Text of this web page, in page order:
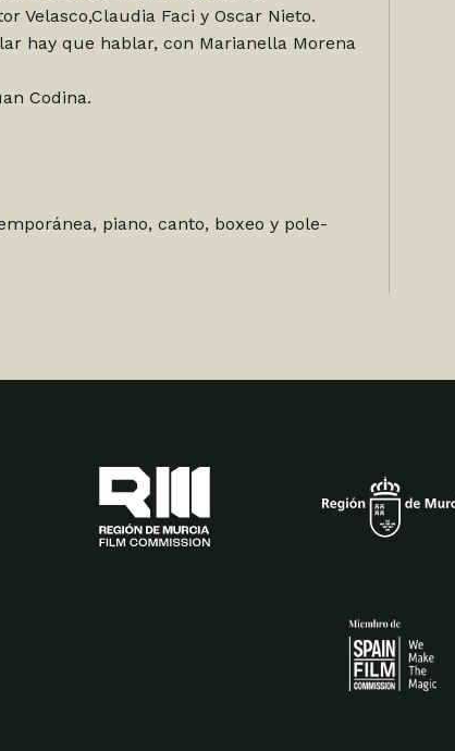
Velasco,Claudia Faci y Oscar Nieto.
hay que hablar, con Marianella Morena
Codina.
piano, canto, boxeo y pole-